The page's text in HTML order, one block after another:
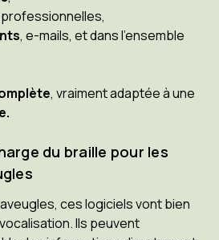
professionnelles,
, e-mails, et dans l’ensemble
, vraiment adaptée à une
du braille pour les
ces logiciels vont bien
Ils peuvent